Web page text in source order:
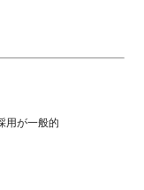
用が一般的